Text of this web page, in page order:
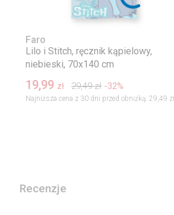
Faro
Lilo i Stitch, ręcznik kąpielowy,
niebieski, 70x140 cm
19,99 zł 29,49 zł -32%
Najniższa cena z 30 dni przed obniżką: 29,49 zł
Recenzje